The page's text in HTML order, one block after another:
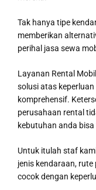
Tak hanya tipe
memberikan
perihal jasa sewa
Layanan Rental
solusi atas
komprehensif.
perusahaan rental
kebutuhan anda
Untuk itulah staf
jenis kendaraan,
cocok dengan